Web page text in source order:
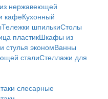
нержавеющей
кафеКухонный
Тележки шпилькиСтолы
пластикШкафы из
стулья экономВанны
сталиСтеллажи для
слесарные